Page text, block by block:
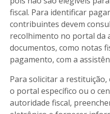
fiscal. Para identificar
contribuintes devem
recolhimento no portal da
documentos, como notas
pagamento, com a
Para solicitar a
o portal específico ou o
autoridade fiscal,